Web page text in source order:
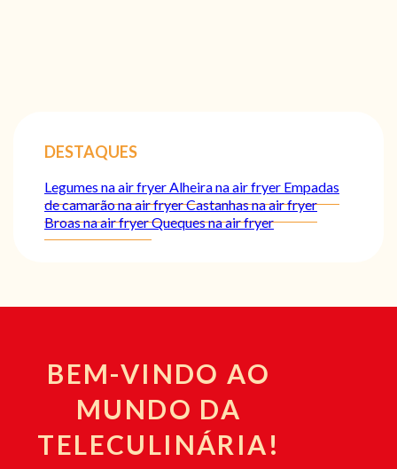
DESTAQUES
Legumes na air fryerAlheira na air fryer Empadas
de camarão na air fryerCastanhas na air fryer
Broas na air fryerQueques na air fryer
BEM-VINDO AO
MUNDO DA
TELECULINÁRIA!